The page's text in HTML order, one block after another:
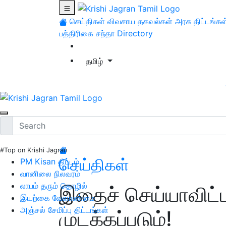
செய்திகள் விவசாய தகவல்கள் அரசு
பத்திரிகை சந்தா Directory
தமிழ்
#Top on Krishi Jagran
PM Kisan திட்டம்
வானிலை நிலவரம்
லாபம் தரும் தொழில்
இயற்கை வேளாண்மை
அஞ்சல் சேமிப்பு திட்டங்கள்
செய்திகள்
இதைச்
முடக்கப்படும்!